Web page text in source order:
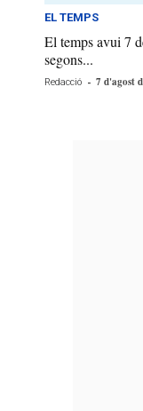
EL TEMPS
El temps avui 7
segons...
Redacció - 7 d'agost